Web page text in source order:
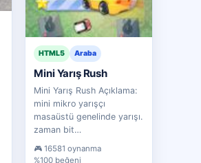
HTML5 Araba
Mini Yarış Rush
Mini Yarış Rush Açıklama:
mini mikro yarışçı
masaüstü genelinde yarışı.
zaman bit…
16581 oynanma
%100 beğeni